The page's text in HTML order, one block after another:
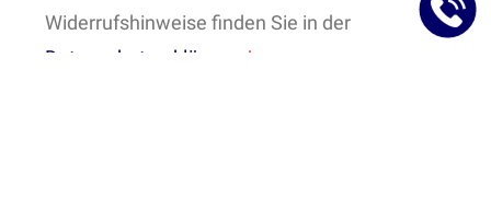
Widerrufshinweise finden Sie in der
Datenschutzerklärung